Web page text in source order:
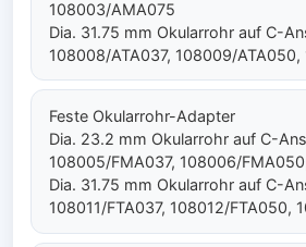
108003/AMA075
Dia. 31.75 mm Okularrohr auf C-
108008/ATA037, 108009/ATA050,
Feste Okularrohr-Adapter
Dia. 23.2 mm Okularrohr auf C-
108005/FMA037, 108006/
Dia. 31.75 mm Okularrohr auf C-
108011/FTA037, 108012/FTA050,